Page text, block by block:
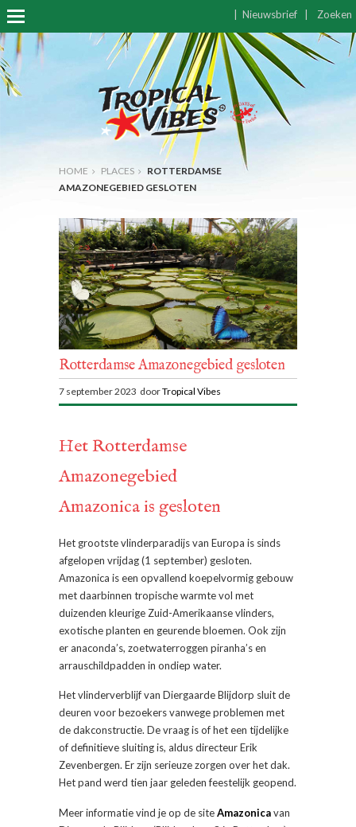
Nieuwsbrief Zoeken
HOME PLACES
ROTTERDAMSE
AMAZONEGEBIED GESLOTEN
Rotterdamse Amazonegebied gesloten
7 september 2023 doorTropical Vibes
Het Rotterdamse
Amazonegebied
Amazonica is gesloten
Het grootste vlinderparadijs van Europa is sinds
afgelopen vrijdag (1 september) gesloten.
Amazonica is een opvallend koepelvormig gebouw
met daarbinnen tropische warmte vol met
duizenden kleurige Zuid-Amerikaanse vlinders,
exotische planten en geurende bloemen. Ook zijn
er anaconda’s, zoetwaterroggen piranha’s en
arrauschildpadden in ondiep water.
Het vlinderverblijf van Diergaarde Blijdorp sluit de
deuren voor bezoekers vanwege problemen met
de dakconstructie. De vraag is of het een tijdelijke
of definitieve sluiting is, aldus directeur Erik
Zevenbergen. Er zijn serieuze zorgen over het dak.
Het pand werd tien jaar geleden feestelijk geopend.
Meer informatie vind je op de siteAmazonicavan